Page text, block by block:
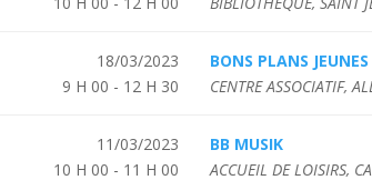
18/03/2023
9 H 00 - 12 H 30
BONS PLANS
CENTRE ASSOCIATIF,
11/03/2023
10 H 00 - 11 H 00
BB MUSIK
ACCUEIL DE LOISIRS,